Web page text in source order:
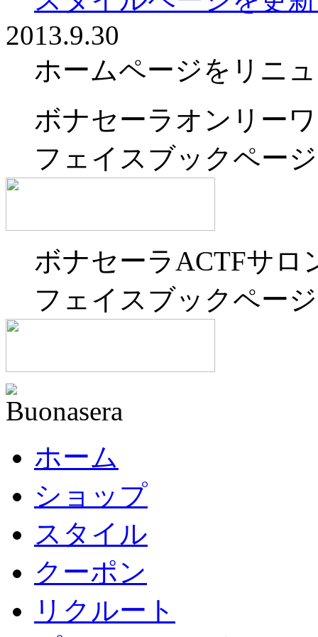
2013.9.30
ホームページをリニ
ボナセーラオンリー
フェイスブックペー
ボナセーラACTFサロ
フェイスブックペー
ホーム
ショップ
スタイル
クーポン
リクルート